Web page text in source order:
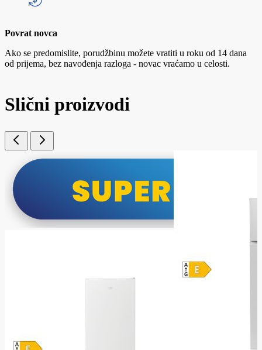
Povrat novca
Ako se predomislite, porudžbinu možete vratiti u roku od 14 dana
od prijema, bez navođenja razloga - novac vraćamo u celosti.
Slični proizvodi